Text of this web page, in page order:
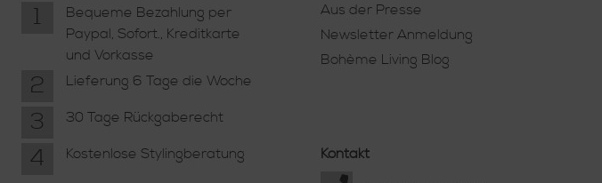
1
Bequeme Bezahlung per
Paypal, Sofort., Kreditkarte
und Vorkasse
2 Lieferung 6 Tage die Woche
3 30 Tage Rückgaberecht
4 Kostenlose Stylingberatung
Aus der Presse
Newsletter Anmeldung
Bohème Living Blog
Kontakt